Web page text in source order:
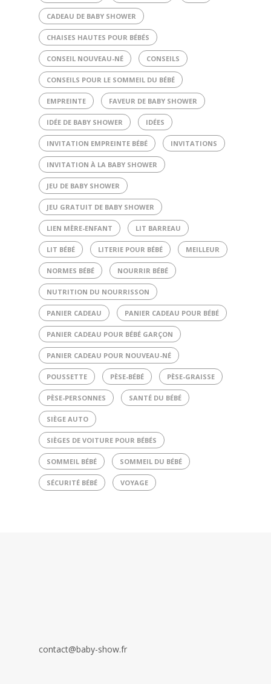
CADEAU DE BABY SHOWER
CHAISES HAUTES POUR BÉBÉS
CONSEIL NOUVEAU-NÉ CONSEILS
CONSEILS POUR LE SOMMEIL DU BÉBÉ
EMPREINTE FAVEUR DE BABY SHOWER
IDÉE DE BABY SHOWER IDÉES
INVITATION EMPREINTE BÉBÉ INVITATIONS
INVITATION À LA BABY SHOWER
JEU DE BABY SHOWER
JEU GRATUIT DE BABY SHOWER
LIEN MÈRE-ENFANT LIT BARREAU
LIT BÉBÉ LITERIE POUR BÉBÉ MEILLEUR
NORMES BÉBÉ NOURRIR BÉBÉ
NUTRITION DU NOURRISSON
PANIER CADEAU PANIER CADEAU POUR BÉBÉ
PANIER CADEAU POUR BÉBÉ GARÇON
PANIER CADEAU POUR NOUVEAU-NÉ
POUSSETTE PÈSE-BÉBÉ PÈSE-GRAISSE
PÈSE-PERSONNES SANTÉ DU BÉBÉ
SIÈGE AUTO
SIÈGES DE VOITURE POUR BÉBÉS
SOMMEIL BÉBÉ SOMMEIL DU BÉBÉ
SÉCURITÉ BÉBÉ VOYAGE
contact@baby-show.fr